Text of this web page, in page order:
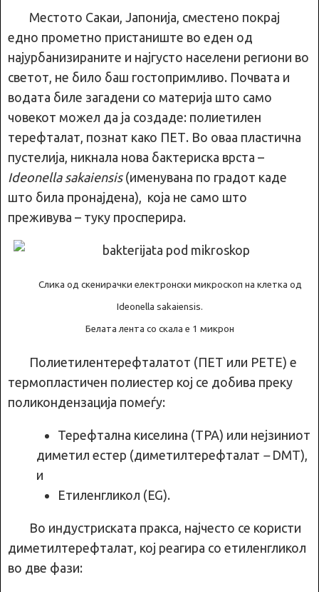
Местото Сакаи, Јапонија, сместено покрај
едно прометно пристаниште во еден од
најурбанизираните и најгусто населени региони во
светот, не било баш гостопримливо. Почвата и
водата биле загадени со материја што само
човекот можел да ја создаде: полиетилен
терефталат, познат како ПЕТ. Во оваа пластична
пустелија, никнала нова бактериска врста –
Ideonella sakaiensis (именувана по градот каде
што била пронајдена), која не само што
преживува – туку просперира.
Слика од скенирачки електронски микроскоп на клетка од
Ideonella sakaiensis.
Белата лента со скала е 1 микрон
Полиетилентерефталатот (ПЕТ или PETE) е
термопластичен полиестер кој се добива преку
поликондензација помеѓу:
Терефтална киселина (TPA) или нејзиниот
диметил естер (диметилтерефталат – DMT),
и
Етиленгликол (EG).
Во индустриската пракса, најчесто се користи
диметилтерефталат, кој реагира со етиленгликол
во две фази: